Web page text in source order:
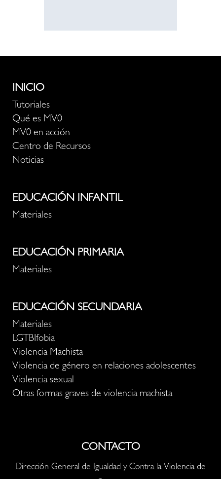
INICIO
Tutoriales
Qué es MV0
MV0 en acción
Centro de Recursos
Noticias
EDUCACIÓN INFANTIL
Materiales
EDUCACIÓN PRIMARIA
Materiales
EDUCACIÓN SECUNDARIA
Materiales
LGTBIfobia
Violencia Machista
Violencia de género en relaciones adolescentes
Violencia sexual
Otras formas graves de violencia machista
CONTACTO
Dirección General de Igualdad y Contra la Violencia de